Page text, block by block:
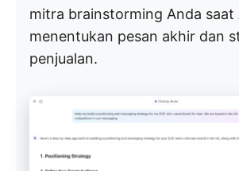
mitra brainstorming Anda saat
menentukan pesan akhir dan
penjualan.